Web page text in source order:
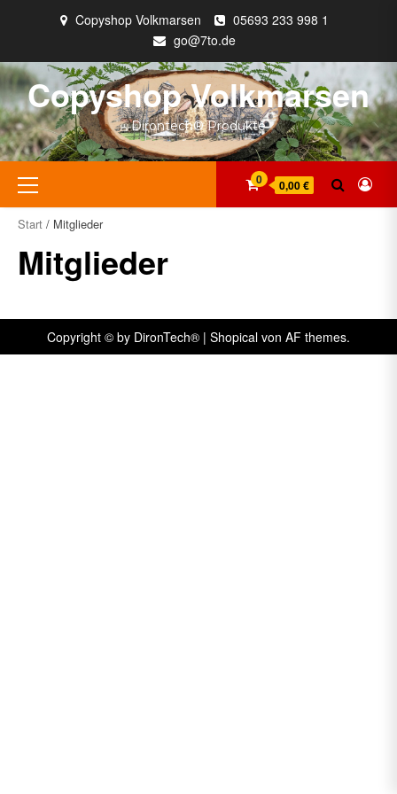
Copyshop Volkmarsen
05693 233 998 1
go@7to.de
Copyshop Volkmarsen
Dirontech® Produkte
Primäres
Menü
0 0,00 €
Start / Mitglieder
Mitglieder
Copyright © by DironTech® | Shopical von AF themes.